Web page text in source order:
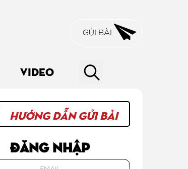
GỬI BÀI
VIDEO
HƯỚNG DẪN GỬI BÀI
Đăng nhập